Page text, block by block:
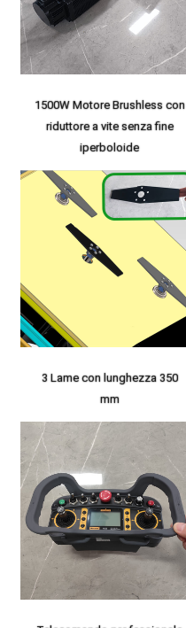
1500W Motore Brushless con
riduttore a vite senza fine
iperboloide
3 Lame con lunghezza 350
mm